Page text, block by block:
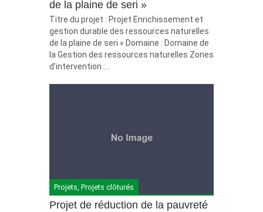
de la plaine de seri »
Titre du projet : Projet Enrichissement et
gestion durable des ressources naturelles
de la plaine de seri » Domaine : Domaine de
la Gestion des ressources naturelles Zones
d’intervention :...
Projets, Projets clôturés
Projet de réduction de la pauvreté